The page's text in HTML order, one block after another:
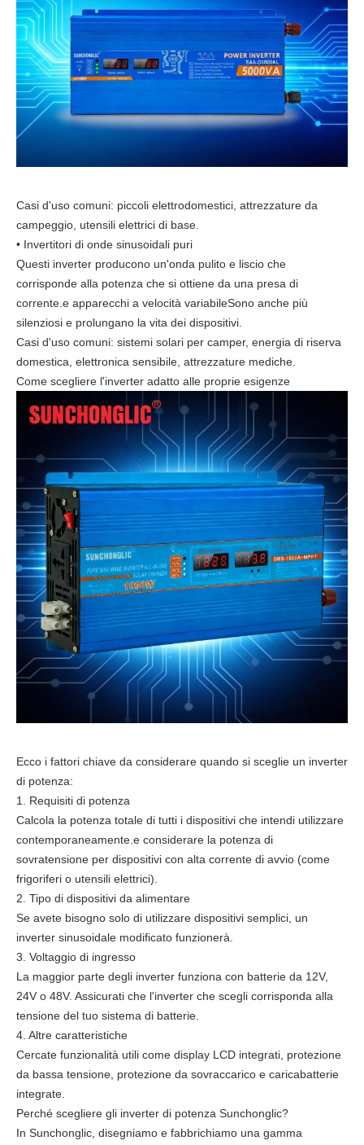
Casi d'uso comuni: piccoli elettrodomestici, attrezzature da
campeggio, utensili elettrici di base.
• Invertitori di onde sinusoidali puri
Questi inverter producono un'onda pulito e liscio che
corrisponde alla potenza che si ottiene da una presa di
corrente.e apparecchi a velocità variabileSono anche più
silenziosi e prolungano la vita dei dispositivi.
Casi d'uso comuni: sistemi solari per camper, energia di riserva
domestica, elettronica sensibile, attrezzature mediche.
Come scegliere l'inverter adatto alle proprie esigenze
Ecco i fattori chiave da considerare quando si sceglie un inverter
di potenza:
1. Requisiti di potenza
Calcola la potenza totale di tutti i dispositivi che intendi utilizzare
contemporaneamente.e considerare la potenza di
sovratensione per dispositivi con alta corrente di avvio (come
frigoriferi o utensili elettrici).
2. Tipo di dispositivi da alimentare
Se avete bisogno solo di utilizzare dispositivi semplici, un
inverter sinusoidale modificato funzionerà.
3. Voltaggio di ingresso
La maggior parte degli inverter funziona con batterie da 12V,
24V o 48V. Assicurati che l'inverter che scegli corrisponda alla
tensione del tuo sistema di batterie.
4. Altre caratteristiche
Cercate funzionalità utili come display LCD integrati, protezione
da bassa tensione, protezione da sovraccarico e caricabatterie
integrate.
Perché scegliere gli inverter di potenza Sunchonglic?
In Sunchonglic, disegniamo e fabbrichiamo una gamma